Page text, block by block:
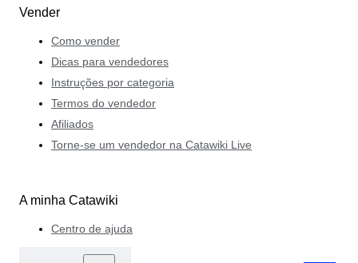
Vender
Como vender
Dicas para vendedores
Instruções por categoria
Termos do vendedor
Afiliados
Torne-se um vendedor na Catawiki Live
A minha Catawiki
Centro de ajuda